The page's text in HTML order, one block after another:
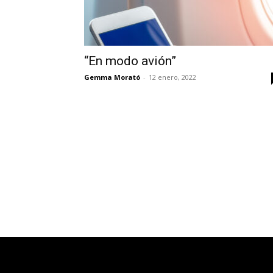
“En modo avión”
Gemma Morató - 12 enero, 2022